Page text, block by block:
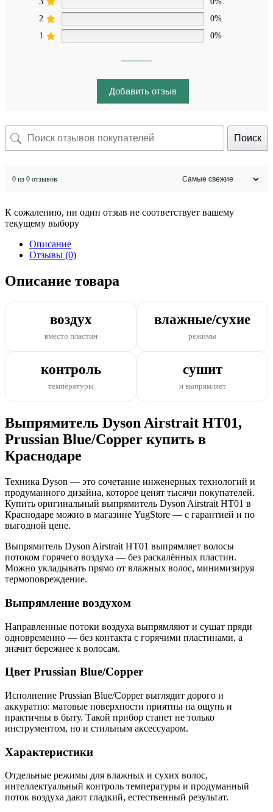
2
0%
1
0%
Добавить отзыв
Поиск
0 из 0 отзывов
К сожалению, ни один отзыв не соответствует вашему
текущему выбору
Описание
Отзывы (0)
Описание товара
воздух
вместо пластин
влажные/сухие
режимы
контроль
температуры
сушит
и выпрямляет
Выпрямитель Dyson Airstrait HT01,
Prussian Blue/Copper купить в
Краснодаре
Техника Dyson — это сочетание инженерных технологий и
продуманного дизайна, которое ценят тысячи покупателей.
Купить оригинальный выпрямитель Dyson Airstrait HT01 в
Краснодаре можно в магазине YugStore — с гарантией и по
выгодной цене.
Выпрямитель Dyson Airstrait HT01 выпрямляет волосы
потоком горячего воздуха — без раскалённых пластин.
Можно укладывать прямо от влажных волос, минимизируя
термоповреждение.
Выпрямление воздухом
Направленные потоки воздуха выпрямляют и сушат пряди
одновременно — без контакта с горячими пластинами, а
значит бережнее к волосам.
Цвет Prussian Blue/Copper
Исполнение Prussian Blue/Copper выглядит дорого и
аккуратно: матовые поверхности приятны на ощупь и
практичны в быту. Такой прибор станет не только
инструментом, но и стильным аксессуаром.
Характеристики
Отдельные режимы для влажных и сухих волос,
интеллектуальный контроль температуры и продуманный
поток воздуха дают гладкий, естественный результат.